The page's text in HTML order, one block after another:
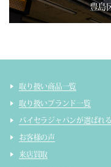
豊島
取り扱い商品一覧
取り扱いブランド一覧
バイセラジャパンが選ばれ
お客様の声
来店買取